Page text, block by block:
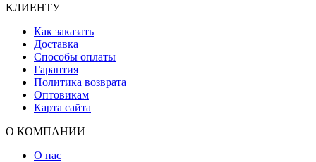
КЛИЕНТУ
Как заказать
Доставка
Способы оплаты
Гарантия
Политика возврата
Оптовикам
Карта сайта
О КОМПАНИИ
О нас